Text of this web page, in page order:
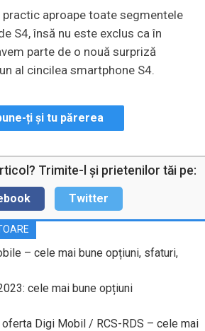
aproape toate segmentele
S4, însă nu este exclus ca în
parte de o nouă surpriză
al cincilea smartphone S4.
ți și tu părerea
Trimite-l şi prietenilor tăi pe:
Twitter
– cele mai bune opțiuni, sfaturi,
cele mai bune opțiuni
oferta Digi Mobil / RCS-RDS – cele mai